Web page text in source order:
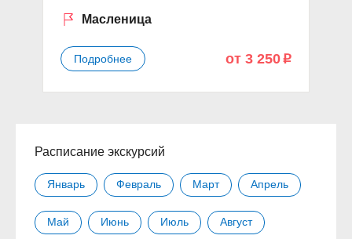
Масленица
Подробнее от 3 250 p
Расписание экскурсий
Январь Февраль Март Апрель
Май Июнь Июль Август